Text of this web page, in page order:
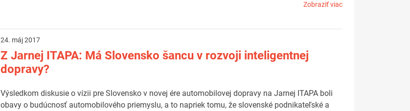
Zobraziť viac
24. máj 2017
Z Jarnej ITAPA: Má Slovensko šancu v rozvoji inteligentnej
dopravy?
Výsledkom diskusie o vízii pre Slovensko v novej ére automobilovej dopravy na Jarnej ITAPA boli
obavy o budúcnosť automobilového priemyslu, a to napriek tomu, že slovenské podnikateľské a